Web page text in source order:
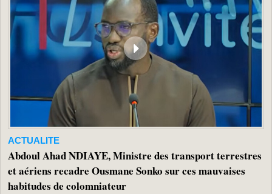
ACTUALITE
Abdoul Ahad NDIAYE, Ministre des transport terrestres
et aériens recadre Ousmane Sonko sur ces mauvaises
habitudes de colomniateur